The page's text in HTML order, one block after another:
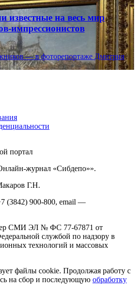
известные на весь мир
импрессионистов
— в фоторепортаже Дмитрия
портал
журнал «Сибдепо»».
Г.Н.
(3842) 900-800, email —
СМИ ЭЛ № ФС 77-67871 от
службой по надзору в
технологий и массовых
файлы cookie. Продолжая работу с
на сбор и последующую обработку